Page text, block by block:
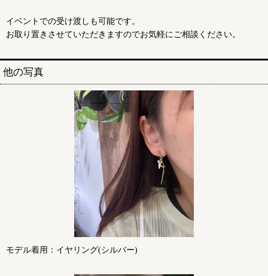
イベントでの受け渡しも可能です。
お取り置きさせていただきますのでお気軽にご相談ください。
他の写真
モデル着用：イヤリング(シルバー)